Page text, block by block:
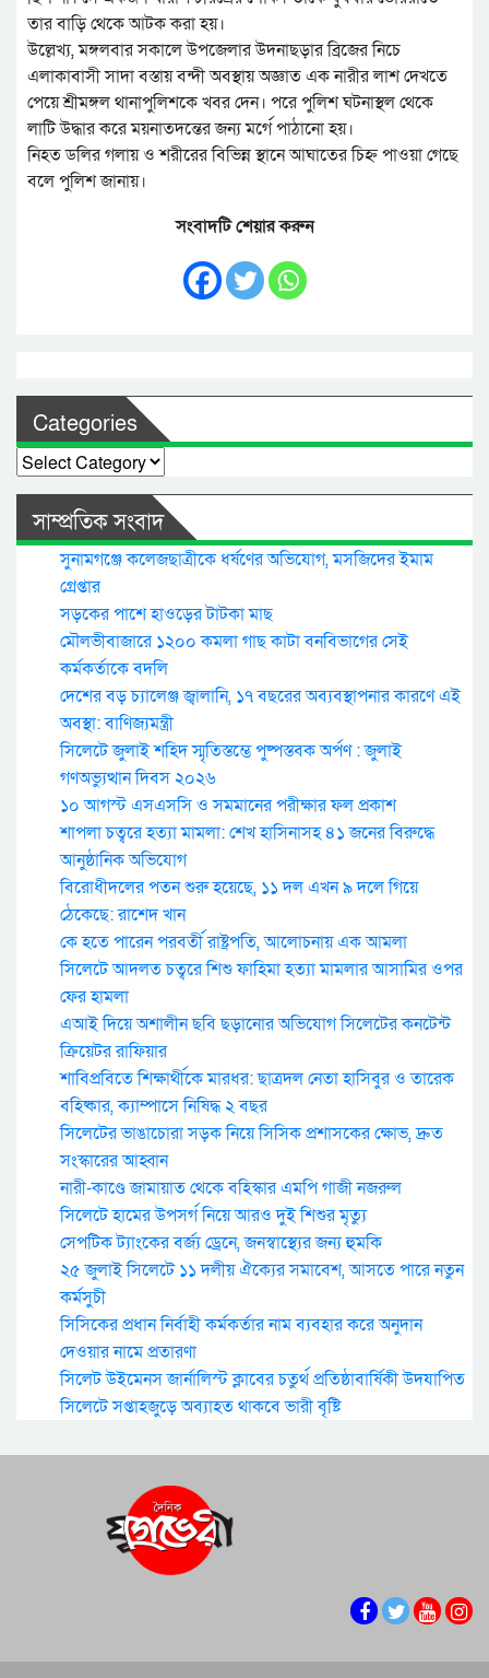
তার বাড়ি থেকে আটক করা হয়।
উল্লেখ্য, মঙ্গলবার সকালে উপজেলার উদনাছড়ার ব্রিজের নিচে
এলাকাবাসী সাদা বস্তায় বন্দী অবস্থায় অজ্ঞাত এক নারীর লাশ দেখতে
পেয়ে শ্রীমঙ্গল থানাপুলিশকে খবর দেন। পরে পুলিশ ঘটনাস্থল থেকে
লাটি উদ্ধার করে ময়নাতদন্তের জন্য মর্গে পাঠানো হয়।
নিহত ডলির গলায় ও শরীরের বিভিন্ন স্থানে আঘাতের চিহ্ন পাওয়া গেছে
বলে পুলিশ জানায়।
সংবাদটি শেয়ার করুন
Categories
Categories
সাম্প্রতিক সংবাদ
সুনামগঞ্জে কলেজছাত্রীকে ধর্ষণের অভিযোগ, মসজিদের ইমাম
গ্রেপ্তার
সড়কের পাশে হাওড়ের টাটকা মাছ
মৌলভীবাজারে ১২০০ কমলা গাছ কাটা বনবিভাগের সেই
কর্মকর্তাকে বদলি
দেশের বড় চ্যালেঞ্জ জ্বালানি, ১৭ বছরের অব্যবস্থাপনার কারণে এই
অবস্থা: বাণিজ্যমন্ত্রী
সিলেটে জুলাই শহিদ স্মৃতিস্তম্ভে পুষ্পস্তবক অর্পণ : জুলাই
গণঅভ্যুত্থান দিবস ২০২৬
১০ আগস্ট এসএসসি ও সমমানের পরীক্ষার ফল প্রকাশ
শাপলা চত্বরে হত্যা মামলা: শেখ হাসিনাসহ ৪১ জনের বিরুদ্ধে
আনুষ্ঠানিক অভিযোগ
বিরোধীদলের পতন শুরু হয়েছে, ১১ দল এখন ৯ দলে গিয়ে
ঠেকেছে: রাশেদ খান
কে হতে পারেন পরবর্তী রাষ্ট্রপতি, আলোচনায় এক আমলা
সিলেটে আদলত চত্বরে শিশু ফাহিমা হত্যা মামলার আসামির ওপর
ফের হামলা
এআই দিয়ে অশালীন ছবি ছড়ানোর অভিযোগ সিলেটের কনটেন্ট
ক্রিয়েটর রাফিয়ার
শাবিপ্রবিতে শিক্ষার্থীকে মারধর: ছাত্রদল নেতা হাসিবুর ও তারেক
বহিষ্কার, ক্যাম্পাসে নিষিদ্ধ ২ বছর
সিলেটের ভাঙাচোরা সড়ক নিয়ে সিসিক প্রশাসকের ক্ষোভ, দ্রুত
সংস্কারের আহ্বান
নারী-কাণ্ডে জামায়াত থেকে বহিস্কার এমপি গাজী নজরুল
সিলেটে হামের উপসর্গ নিয়ে আরও দুই শিশুর মৃত্যু
সেপটিক ট্যাংকের বর্জ্য ড্রেনে, জনস্বাস্থ্যের জন্য হুমকি
২৫ জুলাই সিলেটে ১১ দলীয় ঐক্যের সমাবেশ, আসতে পারে নতুন
কর্মসুচী
সিসিকের প্রধান নির্বাহী কর্মকর্তার নাম ব্যবহার করে অনুদান
দেওয়ার নামে প্রতারণা
সিলেট উইমেনস জার্নালিস্ট ক্লাবের চতুর্থ প্রতিষ্ঠাবার্ষিকী উদযাপিত
সিলেটে সপ্তাহজুড়ে অব্যাহত থাকবে ভারী বৃষ্টি